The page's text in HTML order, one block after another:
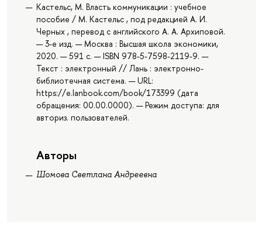
Кастельс, М. Власть коммуникации : учебное
пособие / М. Кастельс , под редакцией А. И.
Черных , перевод с английского А. А. Архиповой.
— 3-е изд. — Москва : Высшая школа экономики,
2020. — 591 с. — ISBN 978-5-7598-2119-9. —
Текст : электронный // Лань : электронно-
библиотечная система. — URL:
https://e.lanbook.com/book/173399 (дата
обращения: 00.00.0000). — Режим доступа: для
авториз. пользователей.
Авторы
Шомова Светлана Андреевна